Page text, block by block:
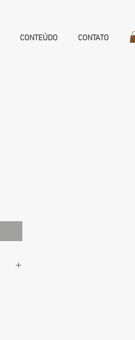
CONTEÚDO CONTATO